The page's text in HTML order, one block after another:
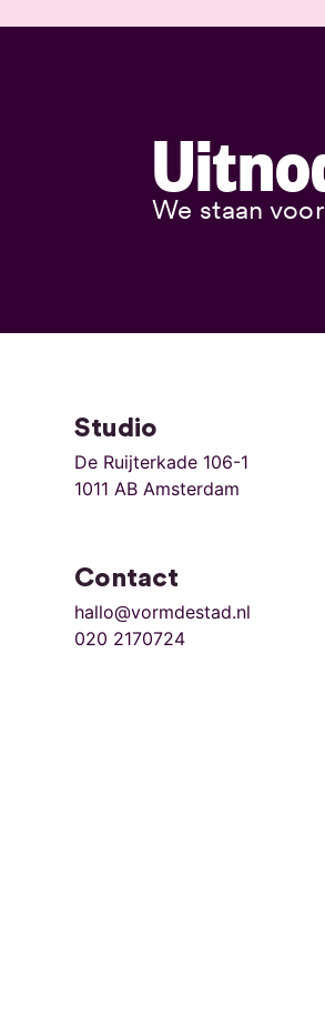
We staan
Studio
De Ruijterkade 106-1
1011 AB Amsterdam
Contact
hallo@vormdestad.nl
020 2170724